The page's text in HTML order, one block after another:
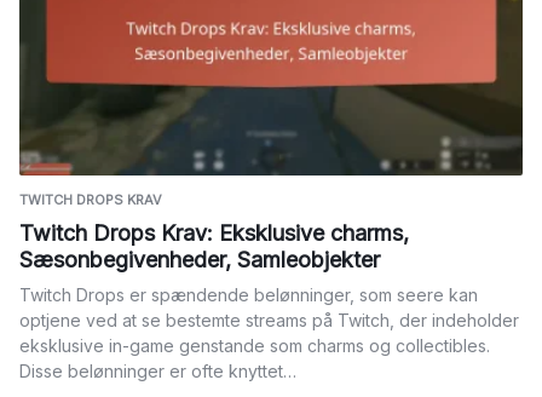
TWITCH DROPS KRAV
Twitch Drops Krav: Eksklusive charms,
Sæsonbegivenheder, Samleobjekter
Twitch Drops er spændende belønninger, som seere kan
optjene ved at se bestemte streams på Twitch, der indeholder
eksklusive in-game genstande som charms og collectibles.
Disse belønninger er ofte knyttet…